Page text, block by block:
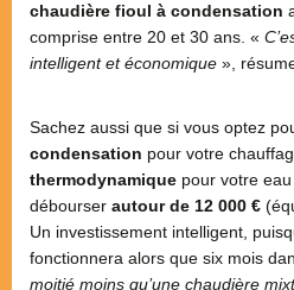
chaudière fioul à condensation
comprise entre 20 et 30 ans. «
intelligent et économique »,
Sachez aussi que si vous optez
condensation pour votre
thermodynamique pour votre
débourser autour de 12 000 €
Un investissement intelligent,
fonctionnera alors que six mois
moitié moins qu’une chaudière